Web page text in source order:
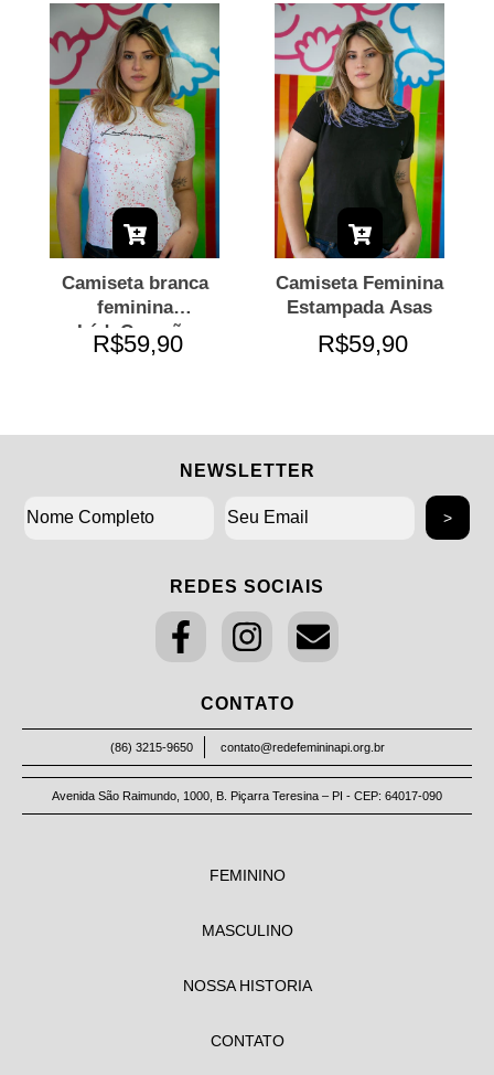
Camiseta branca
feminina
LádoCoração
R$59,90
Camiseta Feminina
Estampada Asas
R$59,90
NEWSLETTER
REDES SOCIAIS
CONTATO
(86) 3215-9650 contato@redefemininapi.org.br
Avenida São Raimundo, 1000, B. Piçarra Teresina – PI - CEP: 64017-090
FEMININO
MASCULINO
NOSSA HISTORIA
CONTATO